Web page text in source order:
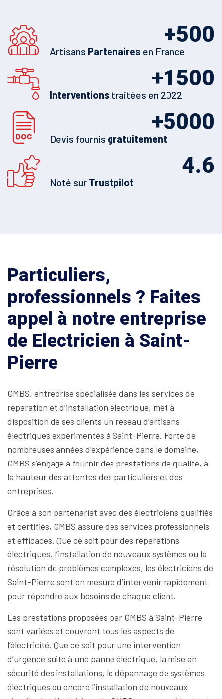
500
+
Artisans Partenaires en France
1500
+
Interventions traitées en 2022
5000
+
Devis fournis gratuitement
4.6
Noté sur Trustpilot
Particuliers,
professionnels ? Faites
appel à notre entreprise
de Electricien à Saint-
Pierre
GMBS, entreprise spécialisée dans les services de
réparation et d’installation électrique, met à
disposition de ses clients un réseau d’artisans
électriques expérimentés à Saint-Pierre. Forte de
nombreuses années d’expérience dans le domaine,
GMBS s’engage à fournir des prestations de qualité, à
la hauteur des attentes des particuliers et des
entreprises.
Grâce à son partenariat avec des électriciens qualifiés
et certifiés, GMBS assure des services professionnels
et efficaces. Que ce soit pour des réparations
électriques, l’installation de nouveaux systèmes ou la
résolution de problèmes complexes, les électriciens de
Saint-Pierre sont en mesure d’intervenir rapidement
pour répondre aux besoins de chaque client.
Les prestations proposées par GMBS à Saint-Pierre
sont variées et couvrent tous les aspects de
l’électricité. Que ce soit pour une intervention
d’urgence suite à une panne électrique, la mise en
sécurité des installations, le dépannage de systèmes
électriques ou encore l’installation de nouveaux